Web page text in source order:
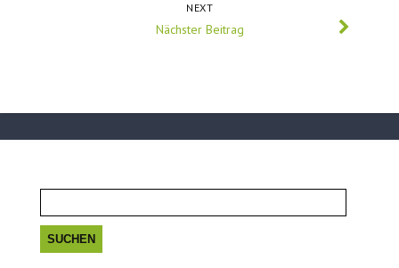
NEXT
Nächster Beitrag
nach: